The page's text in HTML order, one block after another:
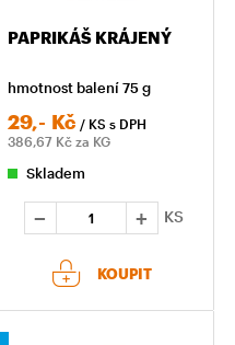
PAPRIKÁŠ KRÁJENÝ
hmotnost balení 75 g
29,- Kč / KS s DPH
386,67 Kč za KG
Skladem
KS
KOUPIT